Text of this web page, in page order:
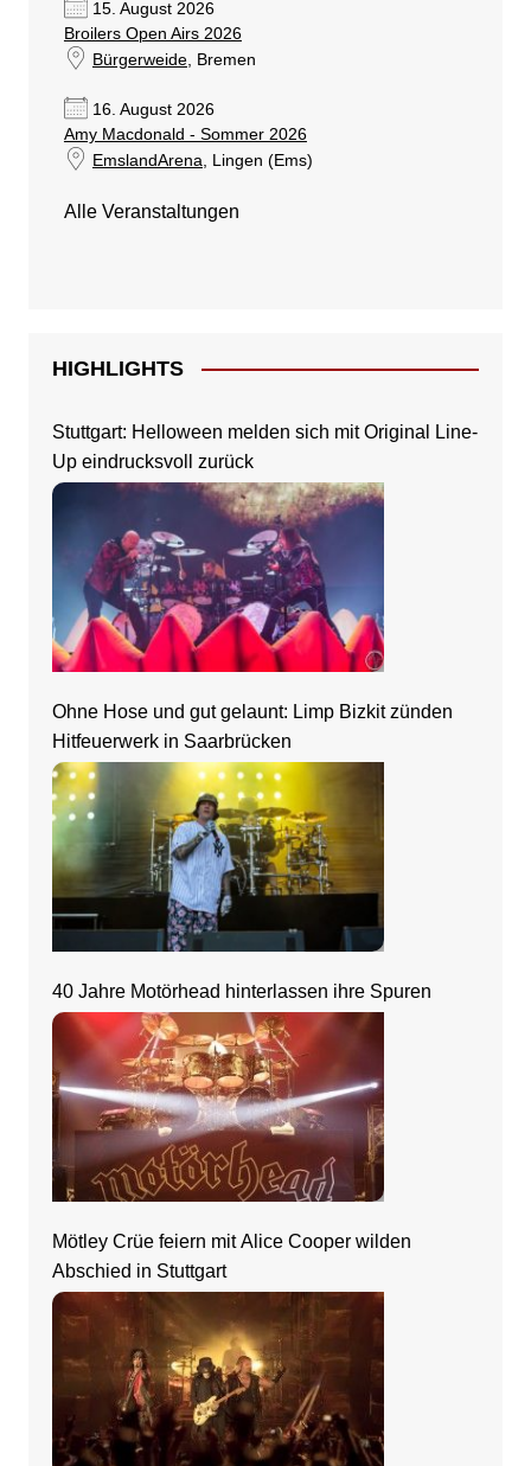
15. August 2026
Broilers Open Airs 2026
Bürgerweide, Bremen
16. August 2026
Amy Macdonald - Sommer 2026
EmslandArena , Lingen (Ems)
Alle Veranstaltungen
HIGHLIGHTS
Stuttgart: Helloween melden sich mit Original Line-
Up eindrucksvoll zurück
Ohne Hose und gut gelaunt: Limp Bizkit zünden
Hitfeuerwerk in Saarbrücken
40 Jahre Motörhead hinterlassen ihre Spuren
Mötley Crüe feiern mit Alice Cooper wilden
Abschied in Stuttgart